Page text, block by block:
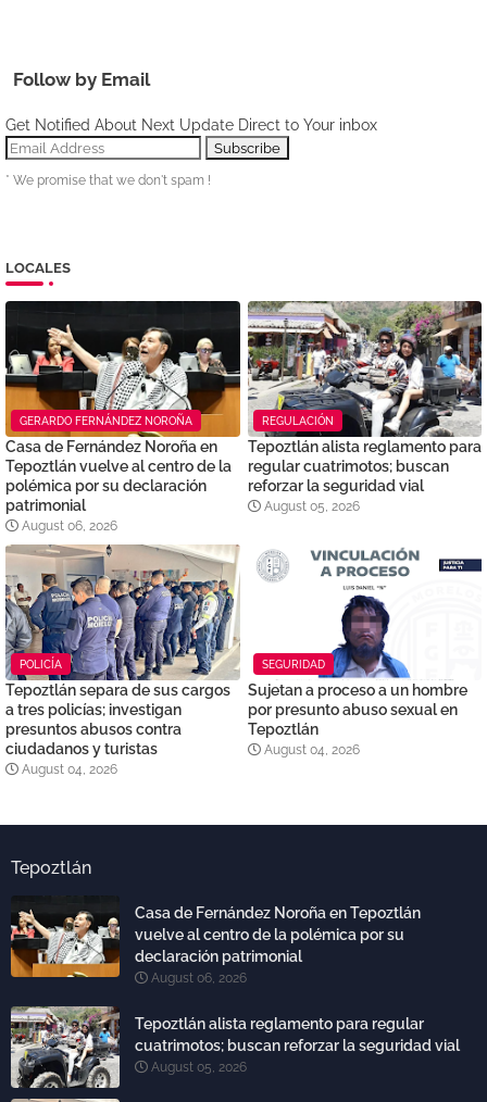
Follow by Email
Get Notified About Next Update Direct to Your inbox
* We promise that we don't spam !
LOCALES
GERARDO FERNÁNDEZ NOROÑA
Casa de Fernández Noroña en
Tepoztlán vuelve al centro de la
polémica por su declaración
patrimonial
August 06, 2026
REGULACIÓN
Tepoztlán alista reglamento para
regular cuatrimotos; buscan
reforzar la seguridad vial
August 05, 2026
POLICÍA
Tepoztlán separa de sus cargos
a tres policías; investigan
presuntos abusos contra
ciudadanos y turistas
August 04, 2026
SEGURIDAD
Sujetan a proceso a un hombre
por presunto abuso sexual en
Tepoztlán
August 04, 2026
Tepoztlán
Casa de Fernández Noroña en Tepoztlán
vuelve al centro de la polémica por su
declaración patrimonial
August 06, 2026
Tepoztlán alista reglamento para regular
cuatrimotos; buscan reforzar la seguridad vial
August 05, 2026